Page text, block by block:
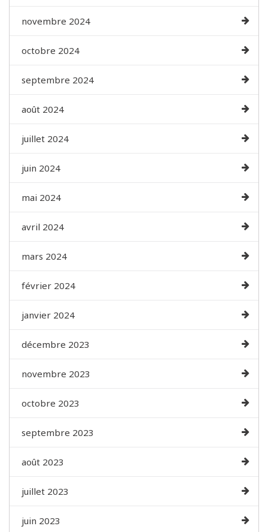
novembre 2024
octobre 2024
septembre 2024
août 2024
juillet 2024
juin 2024
mai 2024
avril 2024
mars 2024
février 2024
janvier 2024
décembre 2023
novembre 2023
octobre 2023
septembre 2023
août 2023
juillet 2023
juin 2023